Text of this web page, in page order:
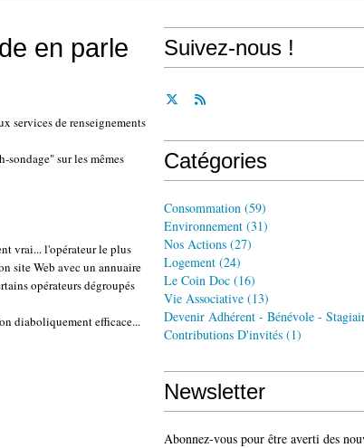
en parle
services de renseignements
sondage" sur les mêmes
vrai... l'opérateur le plus
site Web avec un annuaire
opérateurs dégroupés
diaboliquement efficace...
Suivez-nous !
Catégories
Consommation (59)
Environnement (31)
Nos Actions (27)
Logement (24)
Le Coin Doc (16)
Vie Associative (13)
Devenir Adhérent - Bénévole -
Contributions D'invités (1)
Newsletter
Abonnez-vous pour être averti des